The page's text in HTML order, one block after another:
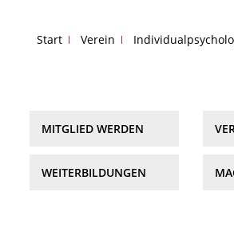
Start Verein
MITGLIED WERDEN
WEITERBILDUNGEN